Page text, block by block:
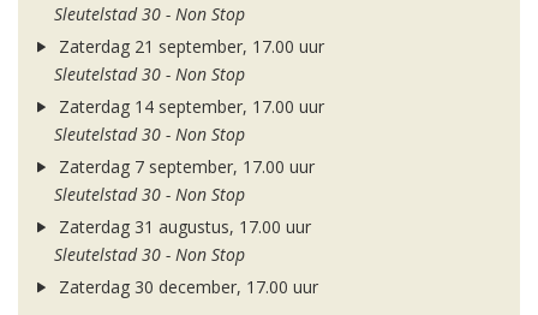
Sleutelstad 30 - Non Stop
Zaterdag 21 september, 17.00 uur
Sleutelstad 30 - Non Stop
Zaterdag 14 september, 17.00 uur
Sleutelstad 30 - Non Stop
Zaterdag 7 september, 17.00 uur
Sleutelstad 30 - Non Stop
Zaterdag 31 augustus, 17.00 uur
Sleutelstad 30 - Non Stop
Zaterdag 30 december, 17.00 uur